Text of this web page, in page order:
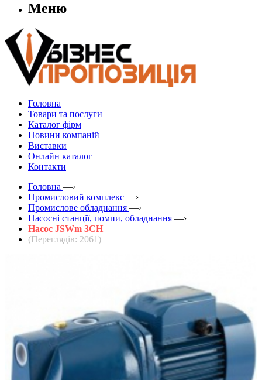
Меню
Головна
Товари та послуги
Каталог фірм
Новини компаній
Виставки
Онлайн каталог
Контакти
Головна —›
Промисловий комплекс —›
Промислове обладнання —›
Насосні станції, помпи, обладнання —›
Насос JSWm 3CH
(Переглядів: 2061)